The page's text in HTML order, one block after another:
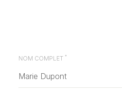
NOM COMPLET *